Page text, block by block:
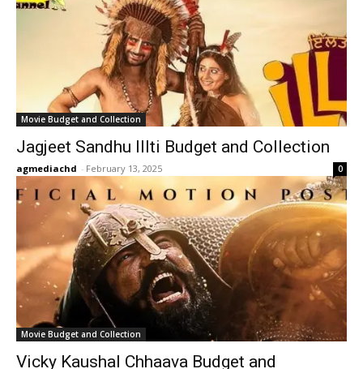
Movie Budget and Collection
Jagjeet Sandhu Illti Budget and Collection
agmediachd - February 13, 2025 0
Movie Budget and Collection
Vicky Kaushal Chhaava Budget and